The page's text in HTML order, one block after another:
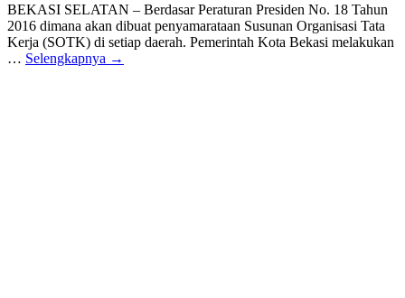
BEKASI SELATAN – Berdasar Peraturan Presiden No. 18 Tahun
2016 dimana akan dibuat penyamarataan Susunan Organisasi Tata
Kerja (SOTK) di setiap daerah. Pemerintah Kota Bekasi melakukan
… Selengkapnya →